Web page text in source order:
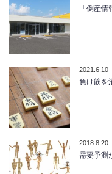
「倒産
2021.6.10
負け筋を
2018.8.20
需要予測